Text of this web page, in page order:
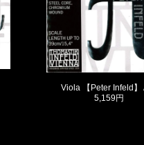
Viola 【Peter Infeld】
5,159円